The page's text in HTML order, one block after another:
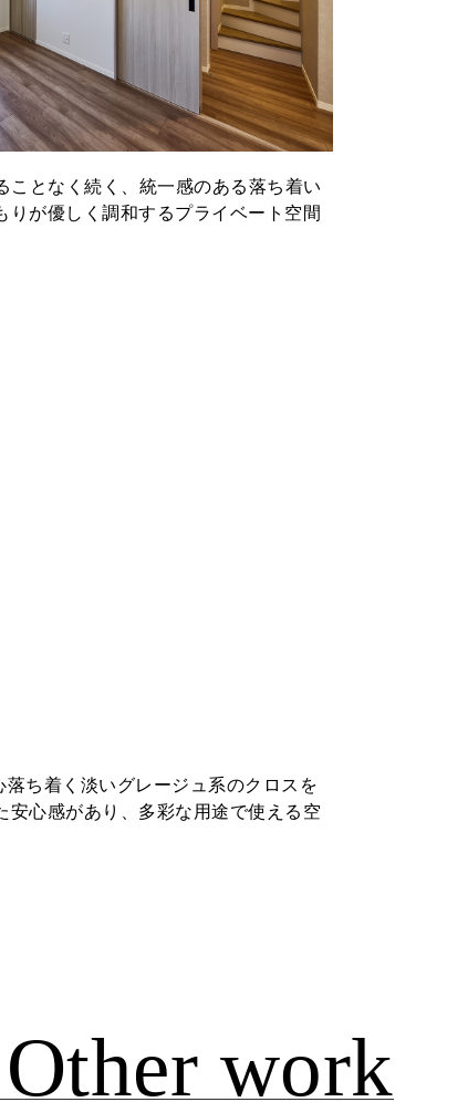
ことなく続く、統一感のある落ち着い
が優しく調和するプライベート空間
ち着く淡いグレージュ系のクロスを
心感があり、多彩な用途で使える空
Other work